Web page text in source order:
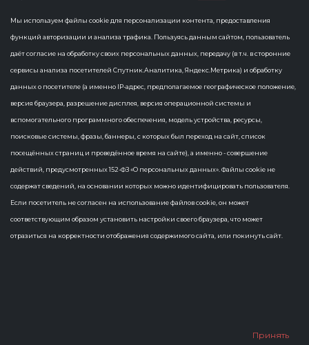
1 Статья
управление проектами ×
Управление проектами – в вашем
управление проектами
Мы используем файлы cookie для персонализации контента, предоставления
функций авторизации и анализа трафика. Пользуясь данным сайтом, пользователь
даёт согласие на обработку своих персональных данных, передачу (в т.ч. в сторонние
сервисы анализа посетителей Спутник.Аналитика, Яндекс.Метрика) и обработку
данных о посетителе (а именно IP-адрес, предполагаемое географическое положение,
версия браузера, разрешение дисплея, версия операционной системы и
вспомогательного программного обеспечения, модель устройства, ресурсы,
поисковые системы, фразы, баннеры, с которых был переход на сайт, список
посещённых страниц и проведённое время на сайте), а именно - совершение
действий, предусмотренных 152-ФЗ «О персональных данных». Файлы cookie не
содержат сведений, на основании которых можно идентифицировать пользователя.
Если посетитель не согласен на использование файлов cookie, он может
соответствующим образом установить настройки своего браузера, что может
отразиться на корректности отображения содержимого сайта, или покинуть сайт.
Принять